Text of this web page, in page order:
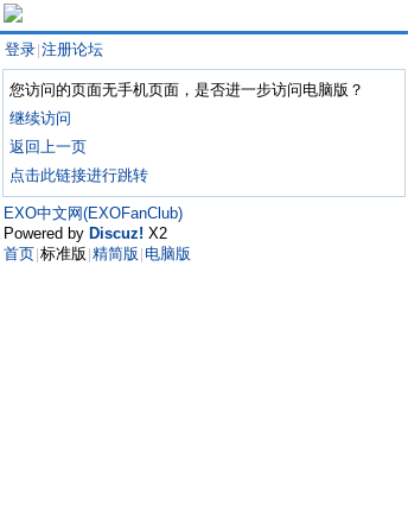
登录 注册论坛
您访问的页面无手机页面，是否进一步访问电脑版？
继续访问
返回上一页
点击此链接进行跳转
EXO中文网(EXOFanClub)
Powered by Discuz! X2
首页 标准版 精简版 电脑版